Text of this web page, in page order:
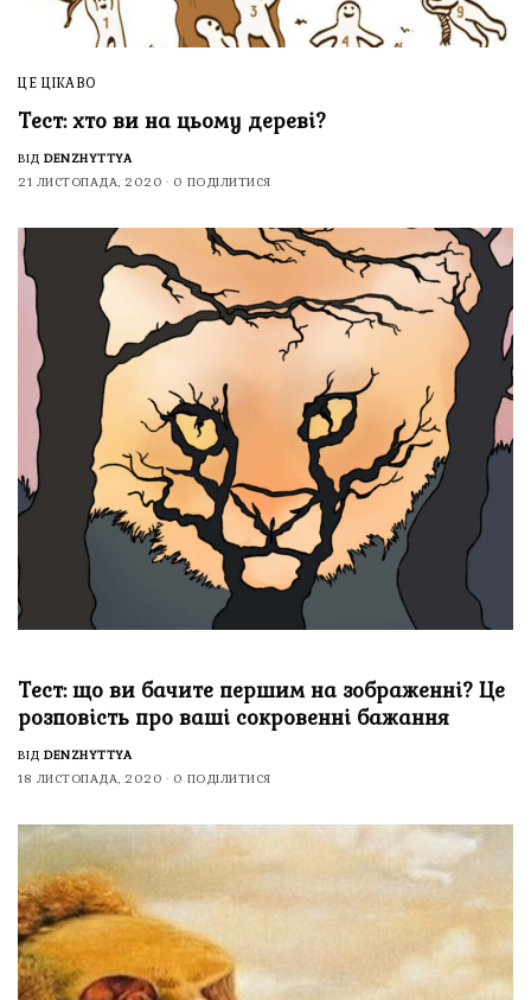
ЦЕ ЦІКАВО
Тест: хто ви на цьому дереві?
ВІД DENZHYTTYA
21 ЛИСТОПАДА, 2020
0 ПОДІЛИТИСЯ
Тест: що ви бачите першим на зображенні? Це
розповість про ваші сокровенні бажання
ВІД DENZHYTTYA
18 ЛИСТОПАДА, 2020
0 ПОДІЛИТИСЯ